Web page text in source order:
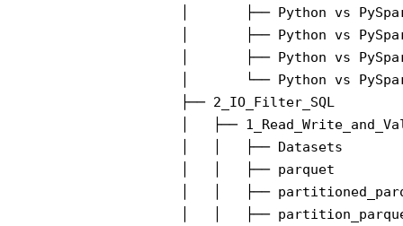
│       ├── Python vs
│       ├── Python vs
│       ├── Python vs
│       └── Python vs
├── 2_IO_Filter_SQL
│   ├──
│   │   ├── Datasets
│   │   ├── parquet
│   │   ├──
│   │   ├──